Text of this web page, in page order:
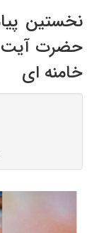
نخستین
حضرت آیت
خامنه ای